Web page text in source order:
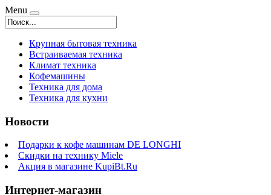
Menu
Крупная бытовая техника
Встраиваемая техника
Климат техника
Кофемашины
Техника для дома
Техника для кухни
Новости
Подарки к кофе машинам DE LONGHI
Скидки на технику Miele
Акция в магазине KupiBt.Ru
Интернет-магазин